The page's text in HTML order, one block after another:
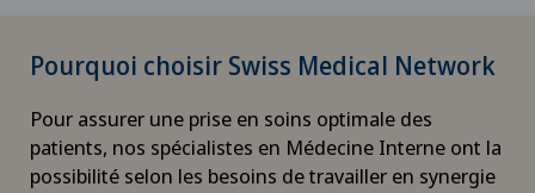
Arthrose de l’épaule
Arthrose du genou
Pourquoi choisir Swiss Medical Network
Pour assurer une prise en soins optimale des
patients, nos spécialistes en Médecine Interne ont la
possibilité selon les besoins de travailler en synergie